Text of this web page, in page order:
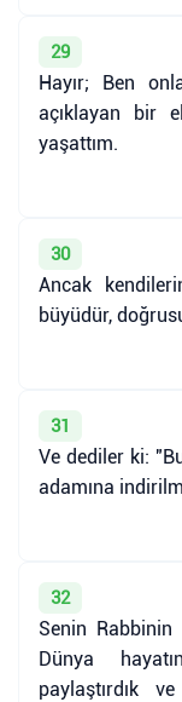
29
Hayır; Ben
açıklayan bir
yaşattım.
30
Ancak
büyüdür,
31
Ve dediler ki:
adamına
32
Senin Rabbinin
Dünya
paylaştırdık